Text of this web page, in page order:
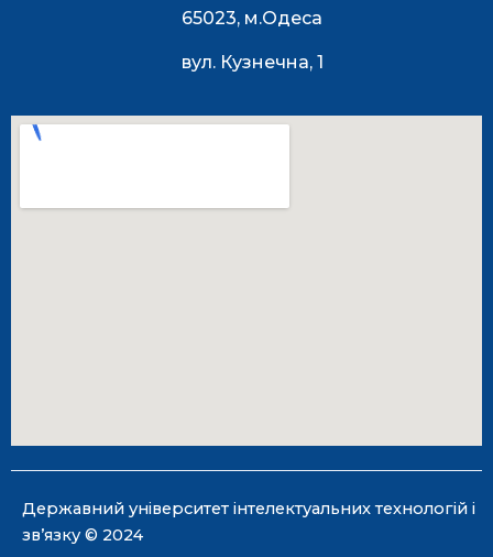
65023, м.Одеса
вул. Кузнечна, 1
Державний університет інтелектуальних технологій і
зв’язку © 2024